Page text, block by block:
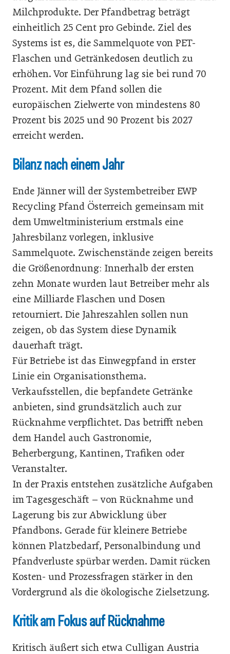
Milchprodukte. Der Pfandbetrag beträgt
einheitlich 25 Cent pro Gebinde. Ziel des
Systems ist es, die Sammelquote von PET-
Flaschen und Getränkedosen deutlich zu
erhöhen. Vor Einführung lag sie bei rund 70
Prozent. Mit dem Pfand sollen die
europäischen Zielwerte von mindestens 80
Prozent bis 2025 und 90 Prozent bis 2027
erreicht werden.
Bilanz nach einem Jahr
Ende Jänner will der Systembetreiber EWP
Recycling Pfand Österreich gemeinsam mit
dem Umweltministerium erstmals eine
Jahresbilanz vorlegen, inklusive
Sammelquote. Zwischenstände zeigen bereits
die Größenordnung: Innerhalb der ersten
zehn Monate wurden laut Betreiber mehr als
eine Milliarde Flaschen und Dosen
retourniert. Die Jahreszahlen sollen nun
zeigen, ob das System diese Dynamik
dauerhaft trägt.
Für Betriebe ist das Einwegpfand in erster
Linie ein Organisationsthema.
Verkaufsstellen, die bepfandete Getränke
anbieten, sind grundsätzlich auch zur
Rücknahme verpflichtet. Das betrifft neben
dem Handel auch Gastronomie,
Beherbergung, Kantinen, Trafiken oder
Veranstalter.
In der Praxis entstehen zusätzliche Aufgaben
im Tagesgeschäft – von Rücknahme und
Lagerung bis zur Abwicklung über
Pfandbons. Gerade für kleinere Betriebe
können Platzbedarf, Personalbindung und
Pfandverluste spürbar werden. Damit rücken
Kosten- und Prozessfragen stärker in den
Vordergrund als die ökologische Zielsetzung.
Kritik am Fokus auf Rücknahme
Kritisch äußert sich etwa Culligan Austria